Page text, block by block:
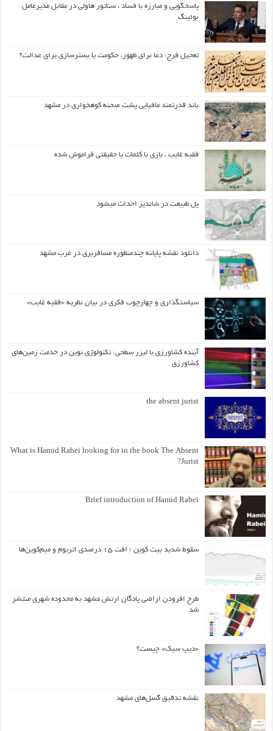
پاسخگویی و مبارزه با فساد ، سناتور هاولی در مقابل مدیرعامل
بوئینگ
تعجیل فرج: دعا برای ظهور، حکومت یا بسترسازی برای عدالت؟
باند قدرتمند مافیایی پشت صحنه کوهخواری در مشهد
فقیه غایب ، بازی با کلمات یا حقیقتی فراموش شده
پل طبیعت در شاندیز احداث میشود
دانلود نقشه پایانه چندمنظوره مسافربری در غرب مشهد
سیاستگذاری و چهارچوب فکری در بیان نظریه «فقیه غایب»
آینده کشاورزی با لیزر سطحی: تکنولوژی نوین در خدمت زمین‌های
کشاورزی
the absent jurist
What is Hamid Rabei looking for in the book The Absent
Jurist?
Brief introduction of Hamid Rabei
سقوط شدید بیت کوین ؛ افت ۱۵ درصدی اتریوم و میم‌کوین‌ها
طرح افزودن اراضی پادگان ارتش مشهد به محدوده شهری منتشر
شد
«دیپ سیک» چیست؟
نقشه تدقیق گسل‌های مشهد